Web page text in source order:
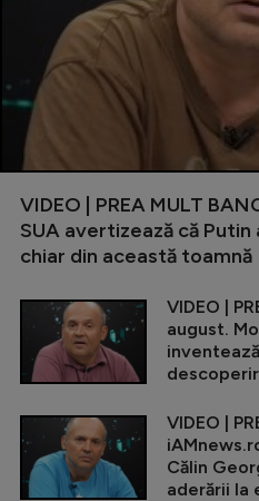
VIDEO | PREA MULT
SUA avertizează că
chiar din această toamnă
VIDEO |
august.
VIDEO |
Călin
aderării la